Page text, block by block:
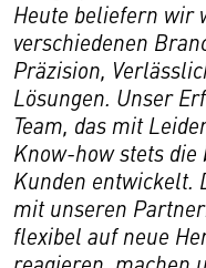
Heute beliefern wir
verschiedenen
Präzision,
Lösungen. Unser
Team, das mit
Know-how stets
Kunden entwickelt.
mit unseren
flexibel auf neue